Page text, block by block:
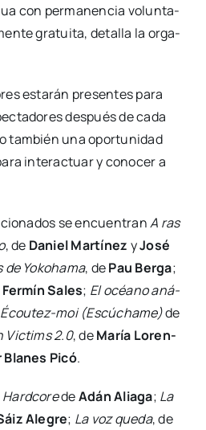
con per­ma­nen­cia volun­ta­
gra­tui­ta, deta­lla la orga­
esta­rán pre­sen­tes para
des­pués de cada
tam­bién una opor­tu­ni­dad
inter­ac­tuar y cono­cer a
se encuen­tranA ras
, de Daniel Mar­tí­nez yJosé
de Yokoha­ma, dePau Ber­ga;
Fer­mín Sales; El océano aná­
Écou­­tez-moi (Escú­cha­me)de
Vic­tims 2.0, deMaría Loren­
Picó.
Hard­co­redeAdán Alia­ga; La
Ale­gre; La voz que­da, de